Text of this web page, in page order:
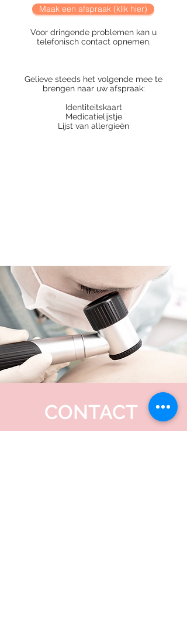
Voor dringende problemen kan u
telefonisch contact opnemen.
Gelieve steeds het volgende mee te
brengen naar uw afspraak:
Identiteitskaart
Medicatielijstje
Lijst van allergieën
Maak een afspraak (klik hier)
CONTACT